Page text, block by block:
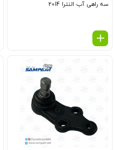
سه راهی آب النترا 2014